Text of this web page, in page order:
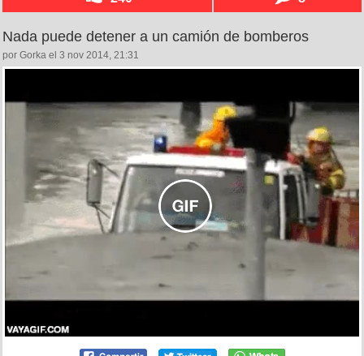
Nada puede detener a un camión de bomberos
por Gorka el 3 nov 2014, 21:31